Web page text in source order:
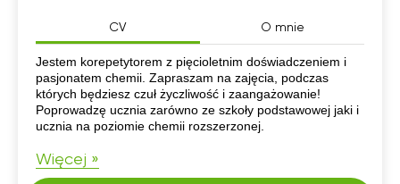
CV O mnie
CV
Jestem korepetytorem z pięcioletnim doświadczeniem i
pasjonatem chemii. Zapraszam na zajęcia, podczas
których będziesz czuł życzliwość i zaangażowanie!
Poprowadzę ucznia zarówno ze szkoły podstawowej jaki i
ucznia na poziomie chemii rozszerzonej.
Więcej »